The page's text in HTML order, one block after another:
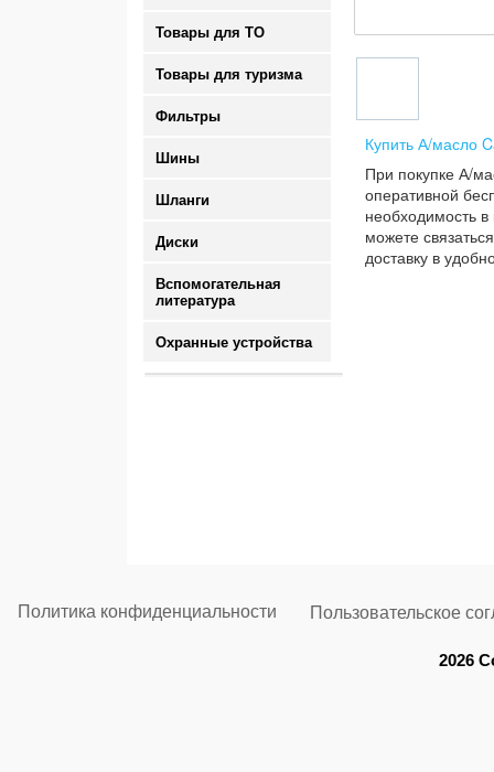
Товары для ТО
Товары для туризма
Фильтры
Шины
Шланги
Диски
Вспомогательная
литература
Охранные устройства
Купить А/масло
При покупке А/
оперативной
необходимость
можете
доставку в
Политика конфиденциальности Пользовательское
2026